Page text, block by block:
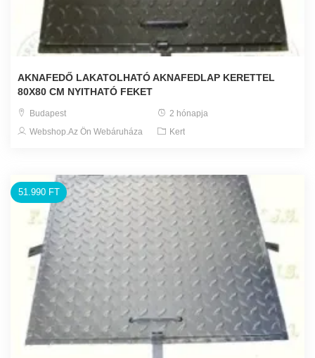
AKNAFEDŐ LAKATOLHATÓ AKNAFEDLAP KERETTEL
80X80 CM NYITHATÓ FEKET
Budapest
2 hónapja
Webshop.Az Ön Webáruháza
Kert
51.990 FT